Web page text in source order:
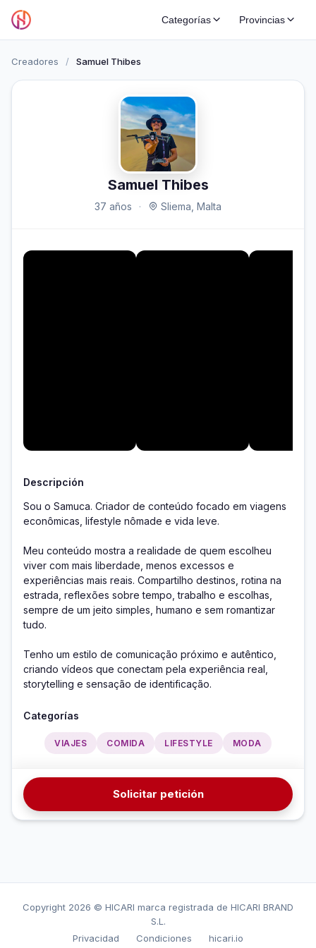
Categorías Provincias
Creadores / Samuel Thibes
Samuel Thibes
37 años · Sliema, Malta
Descripción
Sou o Samuca. Criador de conteúdo focado em viagens
econômicas, lifestyle nômade e vida leve.
Meu conteúdo mostra a realidade de quem escolheu
viver com mais liberdade, menos excessos e
experiências mais reais. Compartilho destinos, rotina na
estrada, reflexões sobre tempo, trabalho e escolhas,
sempre de um jeito simples, humano e sem romantizar
tudo.
Tenho um estilo de comunicação próximo e autêntico,
criando vídeos que conectam pela experiência real,
storytelling e sensação de identificação.
Categorías
VIAJES COMIDA LIFESTYLE MODA
Solicitar petición
Copyright 2026 © HICARI marca registrada de HICARI BRAND
S.L.
Privacidad
Condiciones hicari.io